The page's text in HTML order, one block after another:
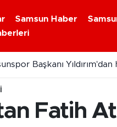
Samsun Haber
yaz Kur'an kursu
Fatih